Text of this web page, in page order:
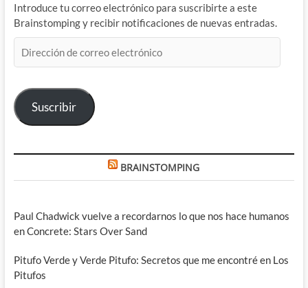
Introduce tu correo electrónico para suscribirte a este
Brainstomping y recibir notificaciones de nuevas entradas.
de
electrónico
Suscribir
BRAINSTOMPING
Paul Chadwick vuelve a recordarnos lo que nos hace humanos
en Concrete: Stars Over Sand
Pitufo Verde y Verde Pitufo: Secretos que me encontré en Los
Pitufos